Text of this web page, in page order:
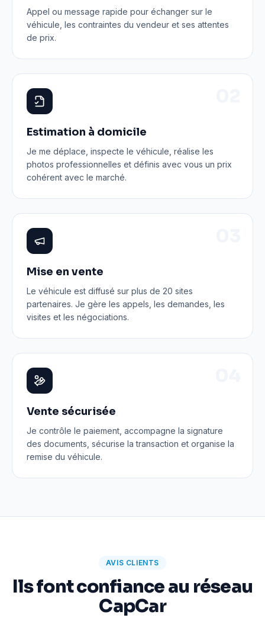
Appel ou message rapide pour échanger sur le
véhicule, les contraintes du vendeur et ses attentes
de prix.
Estimation à domicile
Je me déplace, inspecte le véhicule, réalise les
photos professionnelles et définis avec vous un prix
cohérent avec le marché.
Mise en vente
Le véhicule est diffusé sur plus de 20 sites
partenaires. Je gère les appels, les demandes, les
visites et les négociations.
Vente sécurisée
Je contrôle le paiement, accompagne la signature
des documents, sécurise la transaction et organise la
remise du véhicule.
AVIS CLIENTS
Ils font confiance au réseau
CapCar